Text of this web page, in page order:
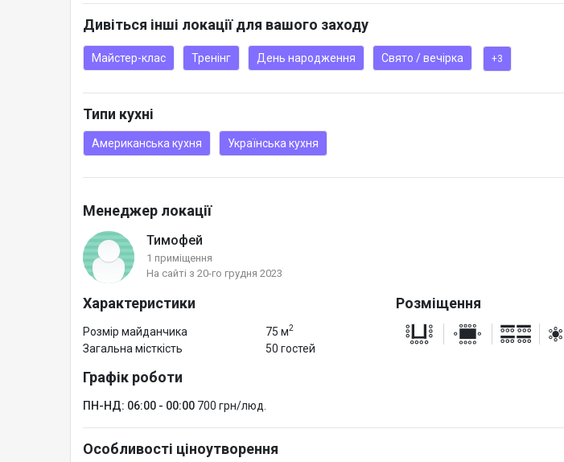
Дивіться інші локації для вашого заходу
Майстер-клас Тренінг День народження Свято / вечірка +3
Типи кухні
Американська кухня Українська кухня
Менеджер локації
Тимофей
1 приміщення
На сайті з 20-го грудня 2023
Характеристики
Розмір майданчика 75 м2
Загальна місткість 50 гостей
Розміщення
Графік роботи
ПН-НД: 06:00 - 00:00 700 грн/люд.
Особливості ціноутворення